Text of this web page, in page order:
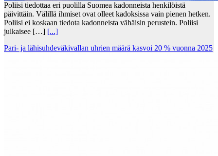
Poliisi tiedottaa eri puolilla Suomea kadonneista henkilöistä
päivittäin. Välillä ihmiset ovat olleet kadoksissa vain pienen hetken.
Poliisi ei koskaan tiedota kadonneista vähäisin perustein. Poliisi
julkaisee […] [...]
Pari- ja lähisuhdeväkivallan uhrien määrä kasvoi 20 % vuonna 2025